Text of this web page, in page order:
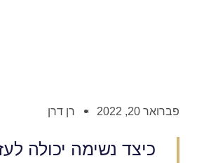
פברואר 20, 2022 רן דרן
כיצד נשימה יכולה